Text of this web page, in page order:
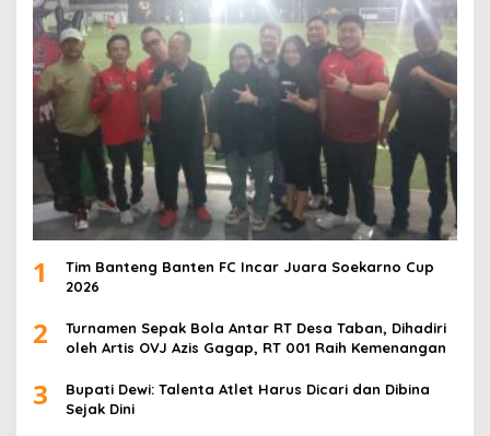
1
Tim Banteng Banten FC Incar Juara Soekarno Cup
2026
2
Turnamen Sepak Bola Antar RT Desa Taban, Dihadiri
oleh Artis OVJ Azis Gagap, RT 001 Raih Kemenangan
3
Bupati Dewi: Talenta Atlet Harus Dicari dan Dibina
Sejak Dini